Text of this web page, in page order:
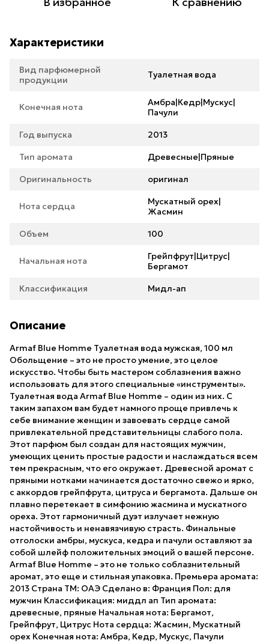
Характеристики
Вид парфюмерной
продукции
Туалетная вода
Конечная нота
Амбра|Кедр|Мускус|
Пачули
Год выпуска 2013
Тип аромата Древесные|Пряные
Оригинальность оригинал
Нота сердца
Мускатный орех|
Жасмин
Объем 100
Начальная нота
Грейпфрут|Цитрус|
Бергамот
Классификация Мидл-ап
Описание
Armaf Blue Homme Туалетная вода мужская, 100 мл
Обольщение – это не просто умение, это целое
искусство. Чтобы быть мастером соблазнения важно
использовать для этого специальные «инструменты».
Туалетная вода Armaf Blue Homme – один из них. С
таким запахом вам будет намного проще привлечь к
себе внимание женщин и завоевать сердце самой
привлекательной представительницы слабого пола.
Этот парфюм был создан для настоящих мужчин,
умеющих ценить простые радости и наслаждаться всем
тем прекрасным, что его окружает. Древесной аромат с
пряными нотками начинается достаточно свежо и ярко,
с аккордов грейпфрута, цитруса и бергамота. Дальше он
плавно перетекает в симфонию жасмина и мускатного
ореха. Этот гармоничный дуэт излучает нежную
настойчивость и ненавязчивую страсть. Финальные
отголоски амбры, мускуса, кедра и пачули оставляют за
собой шлейф положительных эмоций о вашей персоне.
Armaf Blue Homme – это не только соблазнительный
аромат, это еще и стильная упаковка. Премьера аромата:
2013 Страна ТМ: ОАЭ Сделано в: Франция Пол: для
мужчин Классификация: миддл ап Тип аромата:
древесные, пряные Начальная нота: Бергамот,
Грейпфрут, Цитрус Нота сердца: Жасмин, Мускатный
орех Конечная нота: Амбра, Кедр, Мускус, Пачули